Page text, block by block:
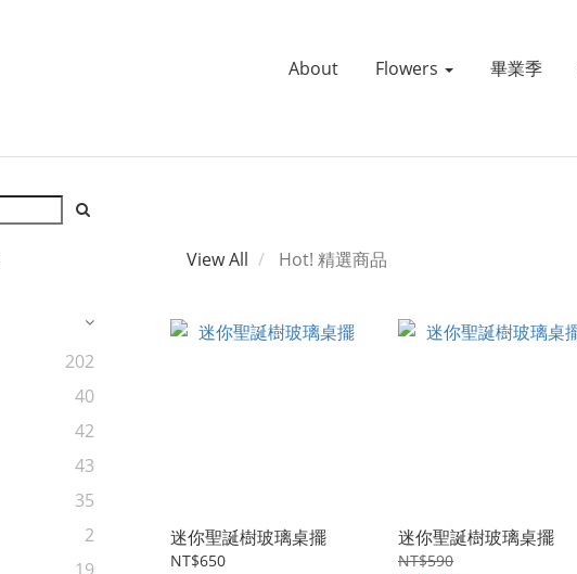
About Flowers 畢業季
202
40
42
43
35
2
View All Hot! 精選商品
迷你聖誕樹玻璃桌擺
NT$650
迷你聖誕樹玻璃桌擺
NT$590